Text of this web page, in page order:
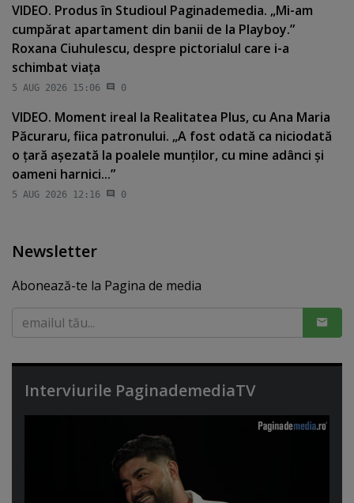
VIDEO. Produs în Studioul Paginademedia. „Mi-am
cumpărat apartament din banii de la Playboy.”
Roxana Ciuhulescu, despre pictorialul care i-a
schimbat viaţa
5 AUG 2026 15:06 0
VIDEO. Moment ireal la Realitatea Plus, cu Ana Maria
Păcuraru, fiica patronului. „A fost odată ca niciodată
o ţară aşezată la poalele munţilor, cu mine adânci şi
oameni harnici...”
5 AUG 2026 12:16 0
Newsletter
Abonează-te la Pagina de media
Interviurile PaginademediaTV